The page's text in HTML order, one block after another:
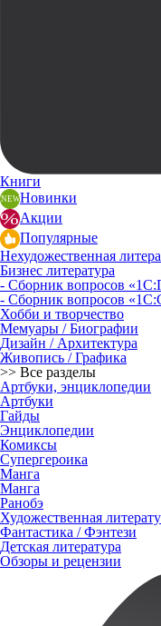
Книги
Новинки
Акции
Популярные
Нехудожественная
Бизнес литература
- Сборник вопросов
- Сборник вопросов
Хобби и творчество
Мемуары / Биографии
Дизайн / Архитектура
Живопись / Графика
>> Все разделы
Артбуки, энциклопедии
Артбуки
Гайды
Энциклопедии
Комиксы
Супергероика
Манга
Манга
Ранобэ
Художественная
Фантастика / Фэнтези
Детская литература
Обзоры и рецензии